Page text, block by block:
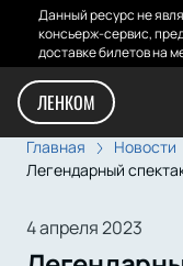
Данный ресурс не
консьерж-сервис,
доставке билетов на
ЛЕНКОМ
Главная
Новости
Легендарный
4 апреля 2023